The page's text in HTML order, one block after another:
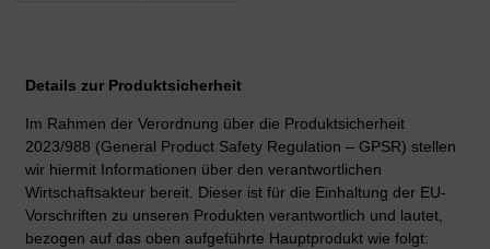
Details zur Produktsicherheit
Im Rahmen der Verordnung über die Produktsicherheit
2023/988 (General Product Safety Regulation – GPSR) stellen
wir hiermit Informationen über den verantwortlichen
Wirtschaftsakteur bereit. Dieser ist für die Einhaltung der EU-
Vorschriften zu unseren Produkten verantwortlich und lautet,
bezogen auf das oben aufgeführte Hauptprodukt wie folgt: